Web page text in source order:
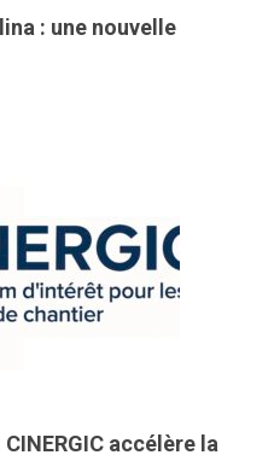
: une nouvelle
accélère la